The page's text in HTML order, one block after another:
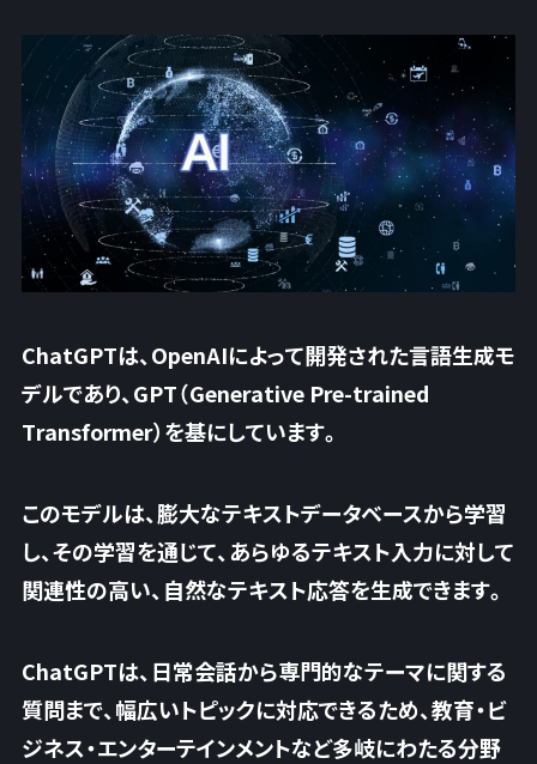
ChatGPTは、OpenAIによって開発された言語生成モ
デルであり、GPT（Generative Pre-trained
Transformer）を基にしています。
このモデルは、膨大なテキストデータベースから学習
し、その学習を通じて、あらゆるテキスト入力に対して
関連性の高い、自然なテキスト応答を生成できます。
ChatGPTは、日常会話から専門的なテーマに関する
質問まで、幅広いトピックに対応できるため、教育・ビ
ジネス・エンターテインメントなど多岐にわたる分野